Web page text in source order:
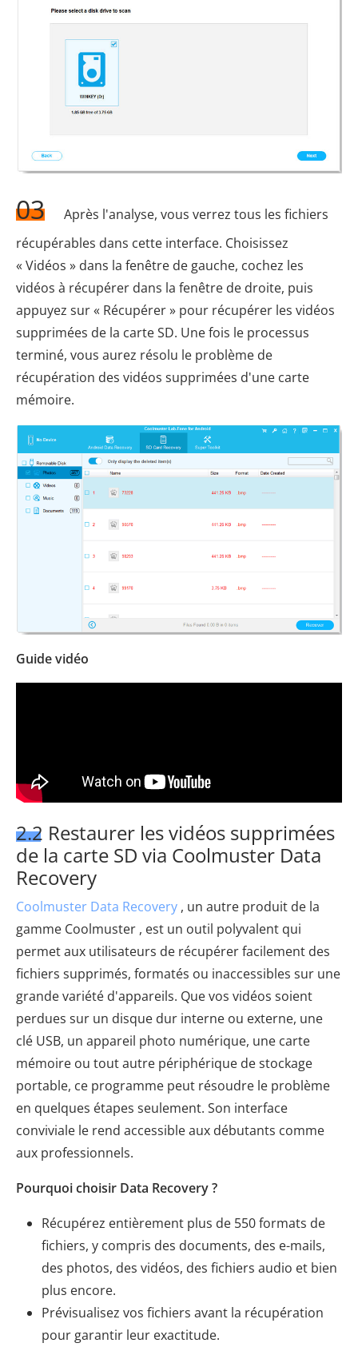
03
Après l'analyse, vous verrez tous les fichiers
récupérables dans cette interface. Choisissez
« Vidéos » dans la fenêtre de gauche, cochez les
vidéos à récupérer dans la fenêtre de droite, puis
appuyez sur « Récupérer » pour récupérer les vidéos
supprimées de la carte SD. Une fois le processus
terminé, vous aurez résolu le problème de
récupération des vidéos supprimées d'une carte
mémoire.
Guide vidéo
2.2 Restaurer les vidéos supprimées
de la carte SD via Coolmuster Data
Recovery
Coolmuster Data Recovery , un autre produit de la
gamme Coolmuster , est un outil polyvalent qui
permet aux utilisateurs de récupérer facilement des
fichiers supprimés, formatés ou inaccessibles sur une
grande variété d'appareils. Que vos vidéos soient
perdues sur un disque dur interne ou externe, une
clé USB, un appareil photo numérique, une carte
mémoire ou tout autre périphérique de stockage
portable, ce programme peut résoudre le problème
en quelques étapes seulement. Son interface
conviviale le rend accessible aux débutants comme
aux professionnels.
Pourquoi choisir Data Recovery ?
Récupérez entièrement plus de 550 formats de
fichiers, y compris des documents, des e-mails,
des photos, des vidéos, des fichiers audio et bien
plus encore.
Prévisualisez vos fichiers avant la récupération
pour garantir leur exactitude.